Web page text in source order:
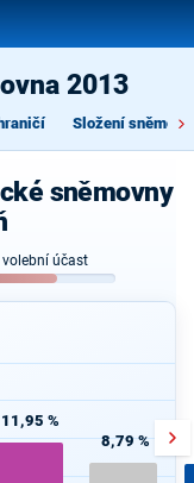
2013
Složení
sněmovny
volební účast
11,95 %
8,79 %